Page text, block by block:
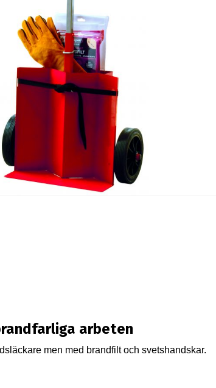
arbeten
men med brandfilt och svetshandskar.